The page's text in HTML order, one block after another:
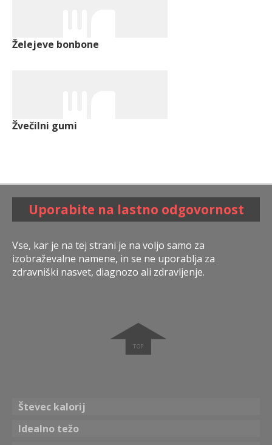
Želejeve bonbone
Žvečilni gumi
Uporabite na lastno odgovornost
Vse, kar je na tej strani je na voljo samo za
izobraževalne namene, in se ne uporablja za
zdravniški nasvet, diagnozo ali zdravljenje.
➧
Števec kalorij
Idealno težo